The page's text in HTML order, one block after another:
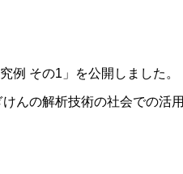
例 その1」を公開しました。
んの解析技術の社会での活用